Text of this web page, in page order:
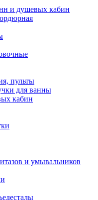
и душевых кабин
пульты
для ванны
кабин
и умывальников